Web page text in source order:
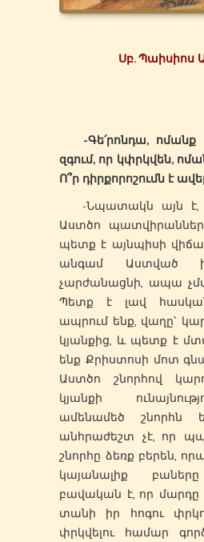
Սբ. Պաիսիոս
-Գե՛րոնդա, ոմանք
զգում, որ կփրկվեն,
Ո՞ր դիրքորոշումն է
-Նպատակն այն է,
Աստծո
պետք է այնպիսի
անգամ Աստված
չարժանացնի, ապա
Պետք է լավ
ապրում ենք, վաղը՝
կյանքից, և պետք է
ենք Քրիստոսի մոտ
Աստծո շնորհով
կյանքի
ամենամեծ շնորհն
անհրաժեշտ չէ, որ
շնորհը ձեռք բերեն,
կայանալիք
բավական է, որ
տանի իր հոգու
փրկվելու համար